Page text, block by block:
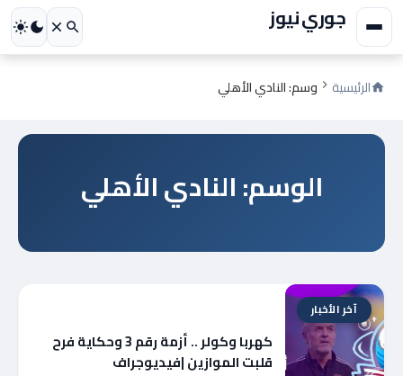
جوري نيوز
الرئيسية وسم: النادي الأهلي
الوسم: النادي الأهلي
آخر الأخبار
كهربا وكولر .. أزمة رقم 3 وحكاية فرح
قلبت الموازين |فيديوجراف